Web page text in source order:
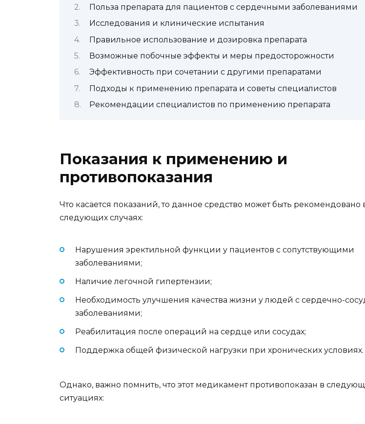
Польза препарата для пациентов с сердечными заболеваниями
Исследования и клинические испытания
Правильное использование и дозировка препарата
Возможные побочные эффекты и меры предосторожности
Эффективность при сочетании с другими препаратами
Подходы к применению препарата и советы специалистов
Рекомендации специалистов по применению препарата
Показания к применению и
противопоказания
Что касается показаний, то данное средство может быть рекомендовано
следующих случаях:
Нарушения эректильной функции у пациентов с сопутствующими
заболеваниями;
Наличие легочной гипертензии;
Необходимость улучшения качества жизни у людей с сердечно-
заболеваниями;
Реабилитация после операций на сердце или сосудах;
Поддержка общей физической нагрузки при хронических условиях.
Однако, важно помнить, что этот медикамент противопоказан в
ситуациях: